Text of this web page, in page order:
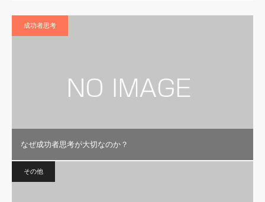
成功者思考
なぜ成功者思考が大切なのか？
その他